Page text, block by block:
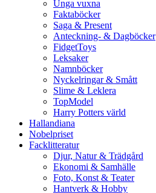
Unga vuxna
Faktaböcker
Saga & Present
Anteckning- & Dagböcker
FidgetToys
Leksaker
Namnböcker
Nyckelringar & Smått
Slime & Leklera
TopModel
Harry Potters värld
Hallandiana
Nobelpriset
Facklitteratur
Djur, Natur & Trädgård
Ekonomi & Samhälle
Foto, Konst & Teater
Hantverk & Hobby